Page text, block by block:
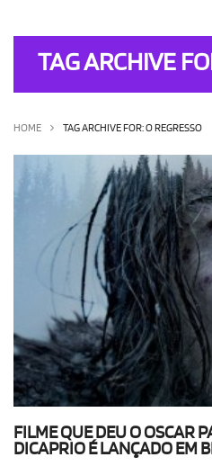
OLHA ISSO!
TAG ARCHIVE
HOME TAG ARCHIVE FOR: O REGRESSO
FILME QUE DEU O OSCAR
DICAPRIO É LANÇADO EM